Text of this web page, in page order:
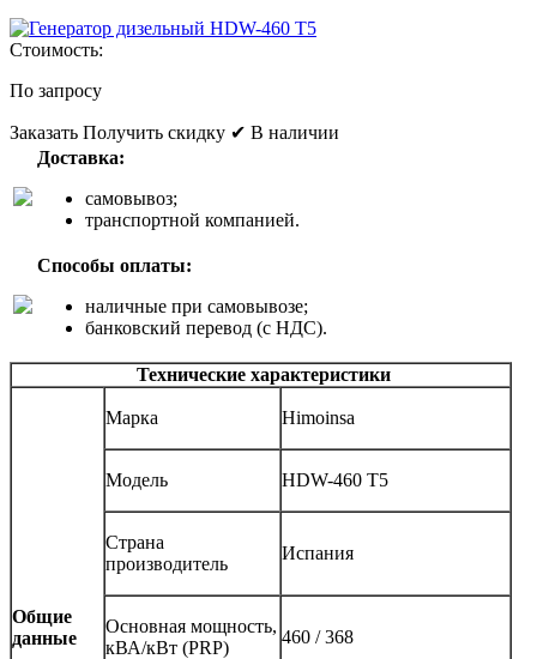
Стоимость:
По запросу
Заказать Получить скидку ✔ В наличии
Доставка:
самовывоз;
транспортной компанией.
Способы оплаты:
наличные при самовывозе;
банковский перевод (с НДС).
Технические характеристики
Общие
данные
Марка Himoinsa
Модель HDW-460 T5
Страна
производитель
Испания
Основная мощность,
кВА/кВт (PRP)
460 / 368